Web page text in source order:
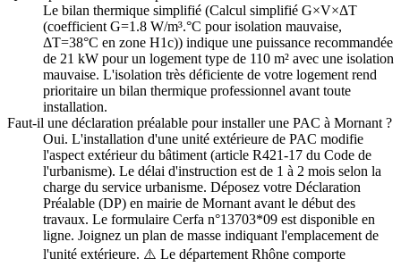
Le bilan thermique simplifié (Calcul simplifié G×V×ΔT
(coefficient G=1.8 W/m³.°C pour isolation mauvaise,
ΔT=38°C en zone H1c)) indique une puissance recommandée
de 21 kW pour un logement type de 110 m² avec une isolation
mauvaise. L'isolation très déficiente de votre logement rend
prioritaire un bilan thermique professionnel avant toute
installation.
Faut-il une déclaration préalable pour installer une PAC à Mornant ?
Oui. L'installation d'une unité extérieure de PAC modifie
l'aspect extérieur du bâtiment (article R421-17 du Code de
l'urbanisme). Le délai d'instruction est de 1 à 2 mois selon la
charge du service urbanisme. Déposez votre Déclaration
Préalable (DP) en mairie de Mornant avant le début des
travaux. Le formulaire Cerfa n°13703*09 est disponible en
ligne. Joignez un plan de masse indiquant l'emplacement de
l'unité extérieure. ⚠️ Le département Rhône comporte